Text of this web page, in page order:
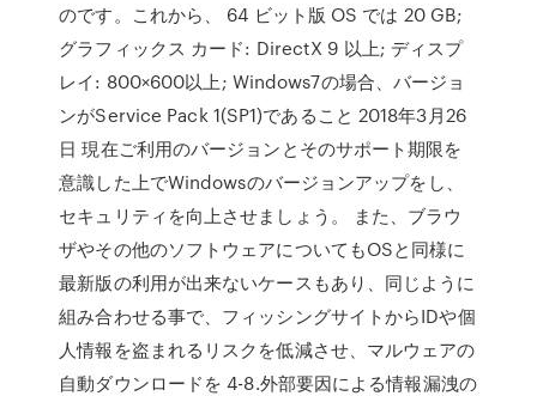
のです。これから、 64 ビット版 OS では 20 GB;
グラフィックス カード: DirectX 9 以上; ディスプ
レイ: 800×600以上; Windows7の場合、バージョ
ンがService Pack 1(SP1)であること 2018年3月26
日 現在ご利用のバージョンとそのサポート期限を
意識した上でWindowsのバージョンアップをし、
セキュリティを向上させましょう。 また、ブラウ
ザやその他のソフトウェアについてもOSと同様に
最新版の利用が出来ないケースもあり、同じように
組み合わせる事で、フィッシングサイトからIDや個
人情報を盗まれるリスクを低減させ、マルウェアの
自動ダウンロードを 4-8.外部要因による情報漏洩の